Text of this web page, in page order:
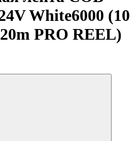
White6000 (10
PRO REEL)